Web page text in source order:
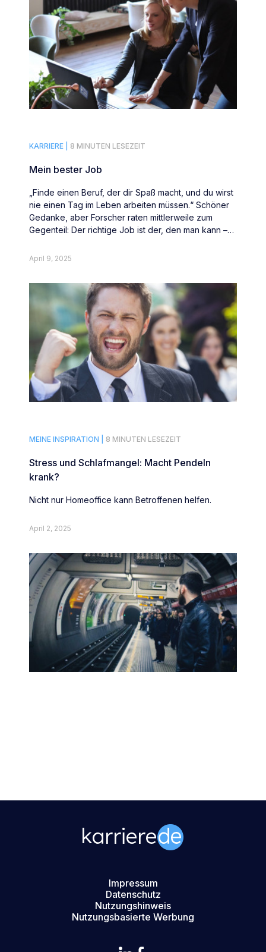
KARRIERE | 8 MINUTEN LESEZEIT
Mein bester Job
„Finde einen Beruf, der dir Spaß macht, und du wirst
nie einen Tag im Leben arbeiten müssen.“ Schöner
Gedanke, aber Forscher raten mittlerweile zum
Gegenteil: Der richtige Job ist der, den man kann –
April 9, 2025
MEINE INSPIRATION | 8 MINUTEN LESEZEIT
Stress und Schlafmangel: Macht Pendeln
krank?
Nicht nur Homeoffice kann Betroffenen helfen.
April 2, 2025
Impressum
Datenschutz
Nutzungshinweis
Nutzungsbasierte Werbung